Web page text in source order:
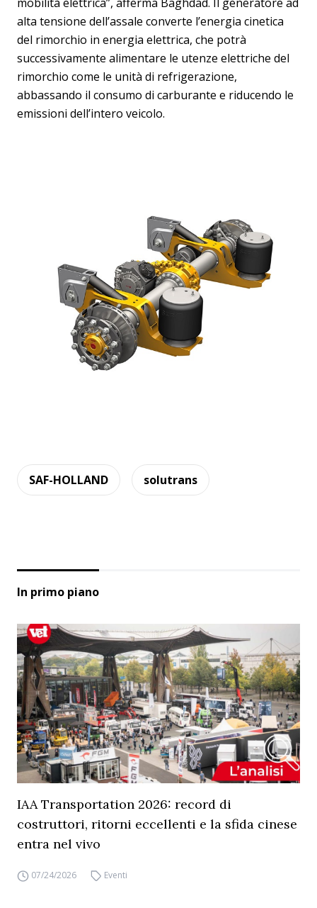
alta tensione dell’assale converte l’energia cinetica
del rimorchio in energia elettrica, che potrà
successivamente alimentare le utenze elettriche del
rimorchio come le unità di refrigerazione,
abbassando il consumo di carburante e riducendo le
emissioni dell’intero veicolo.
SAF-HOLLAND solutrans
In primo piano
IAA Transportation 2026: record di
costruttori, ritorni eccellenti e la sfida cinese
entra nel vivo
07/24/2026 Eventi